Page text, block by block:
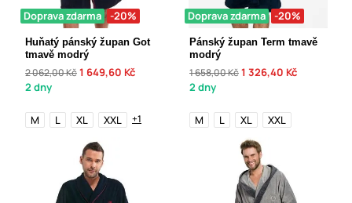
Doprava zdarma -20%
Huňatý pánský župan Got
tmavě modrý
2 062,00 Kč1 649,60 Kč
2 dny
M L XL XXL +1
Doprava zdarma -20%
Pánský župan Term tmavě
modrý
1 658,00 Kč1 326,40 Kč
2 dny
M L XL XXL